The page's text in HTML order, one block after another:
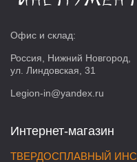
Офис и склад:
Россия, Нижний Новгород,
ул. Линдовская, 31
Legion-in@yandex.ru
Интернет-магазин
ТВЕРДОСПЛАВНЫЙ